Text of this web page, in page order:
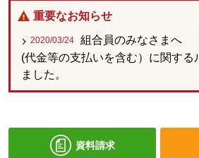
重要なお知らせ
2020/03/24
組合員のみなさまへ
(代金等の支払いを含む）に関する
ました。
資料請求